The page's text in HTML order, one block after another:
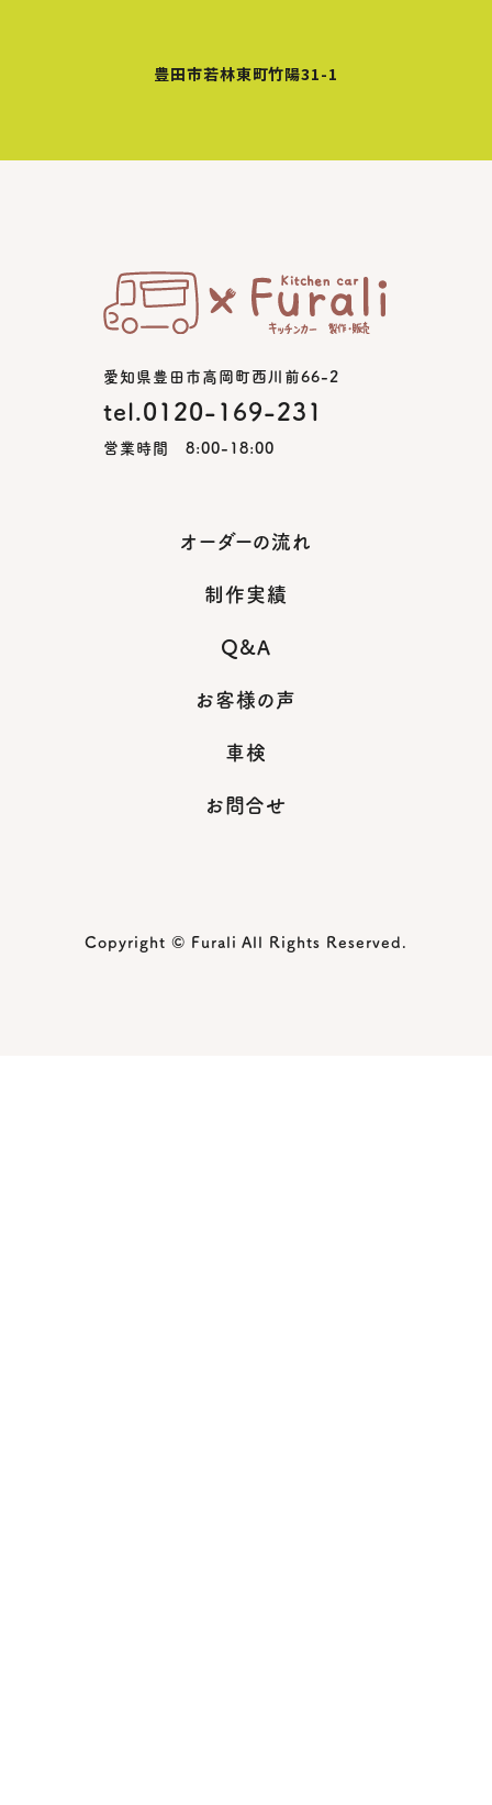
豊田市若林東町竹陽31-1
愛知県豊田市高岡町西川前66-2
tel.0120-169-231
営業時間 8:00-18:00
オーダーの流れ
制作実績
Q&A
お客様の声
車検
お問合せ
Copyright © Furali All Rights Reserved.